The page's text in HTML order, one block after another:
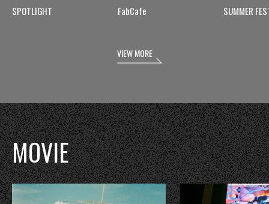
SPOTLIGHT FabCafe SUMMER
VIEW MORE
MOVIE